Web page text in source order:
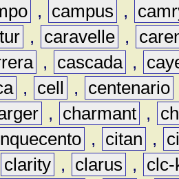
, campus ,
, caravelle ,
, cascada ,
, cell , centenario
, charmant ,
, citan ,
clarity , clarus ,
clc-